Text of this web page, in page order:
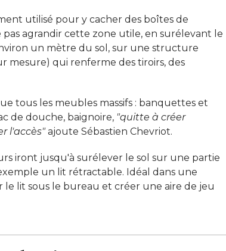
utilisé pour y cacher des boîtes de
agrandir cette zone utile, en surélevant le
un mètre du sol, sur une structure
mesure) qui renferme des tiroirs, des
tous les meubles massifs : banquettes et
de douche, baignoire, "quitte à créer
l'accès" ajoute Sébastien Chevriot.
iront jusqu'à surélever le sol sur une partie
un lit rétractable. Idéal dans une
lit sous le bureau et créer une aire de jeu